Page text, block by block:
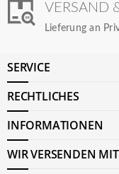
VERSAND
Lieferung an
SERVICE
RECHTLICHES
INFORMATIONEN
WIR VERSENDEN MIT